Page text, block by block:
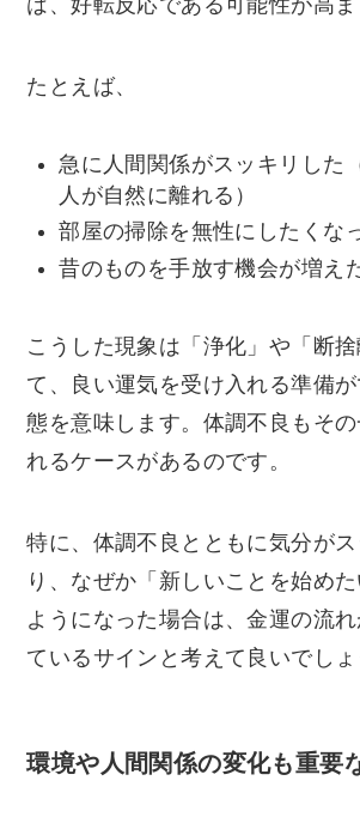
は、好転反応である可能性が高ま
たとえば、
急に人間関係がスッキリした
人が自然に離れる）
部屋の掃除を無性にしたくな
昔のものを手放す機会が増え
こうした現象は「浄化」や「断
て、良い運気を受け入れる準備
態を意味します。体調不良もそ
れるケースがあるのです。
特に、体調不良とともに気分が
り、なぜか「新しいことを始め
ようになった場合は、金運の流
ているサインと考えて良いでしょ
環境や人間関係の変化も重要